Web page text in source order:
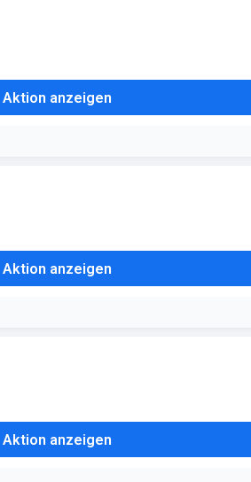
Aktion anzeigen
Aktion anzeigen
Aktion anzeigen